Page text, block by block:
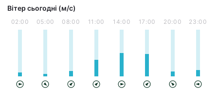
Вітер сьогодні (м/с)
02:00 05:00 08:00 11:00 14:00 17:00 20:00 23:00